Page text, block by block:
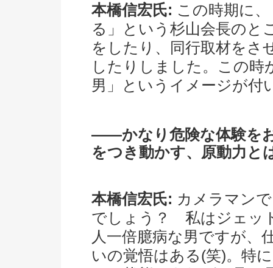
本橋信宏氏: この時期に
る」という杉山会長のと
をしたり、同行取材をさ
したりしました。この時
男」というイメージが付
――かなり危険な体験を
をつき動かす、原動力と
本橋信宏氏: カメラマン
でしょう？ 私はジェッ
人一倍臆病な男ですが、
いの覚悟はある(笑)。特